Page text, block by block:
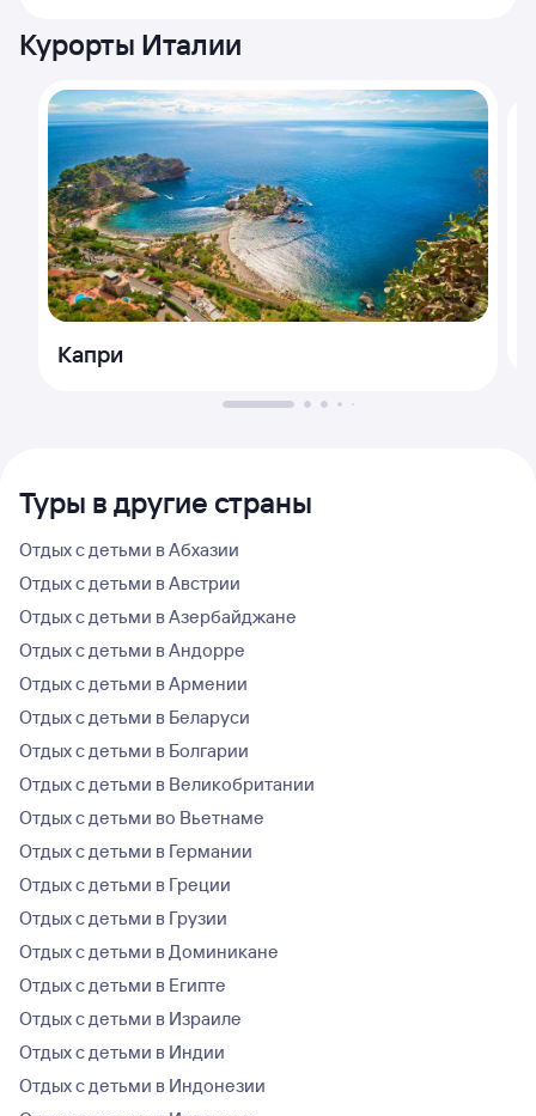
Курорты Италии
Капри
Туры в другие страны
Отдых с детьми в Абхазии
Отдых с детьми в Австрии
Отдых с детьми в Азербайджане
Отдых с детьми в Андорре
Отдых с детьми в Армении
Отдых с детьми в Беларуси
Отдых с детьми в Болгарии
Отдых с детьми в Великобритании
Отдых с детьми во Вьетнаме
Отдых с детьми в Германии
Отдых с детьми в Греции
Отдых с детьми в Грузии
Отдых с детьми в Доминикане
Отдых с детьми в Египте
Отдых с детьми в Израиле
Отдых с детьми в Индии
Отдых с детьми в Индонезии